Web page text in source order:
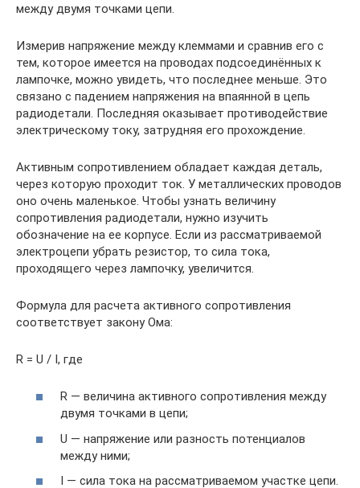
между двумя точками цепи.
Измерив напряжение между клеммами и сравнив его с
тем, которое имеется на проводах подсоединённых к
лампочке, можно увидеть, что последнее меньше. Это
связано с падением напряжения на впаянной в цепь
радиодетали. Последняя оказывает противодействие
электрическому току, затрудняя его прохождение.
Активным сопротивлением обладает каждая деталь,
через которую проходит ток. У металлических проводов
оно очень маленькое. Чтобы узнать величину
сопротивления радиодетали, нужно изучить
обозначение на ее корпусе. Если из рассматриваемой
электроцепи убрать резистор, то сила тока,
проходящего через лампочку, увеличится.
Формула для расчета активного сопротивления
соответствует закону Ома:
R = U / I, где
R — величина активного сопротивления между
двумя точками в цепи;
U — напряжение или разность потенциалов
между ними;
I — сила тока на рассматриваемом участке цепи.